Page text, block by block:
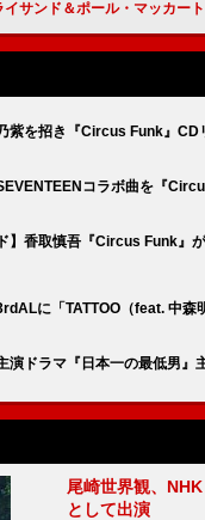
ッカートニー、「マイ・ヴァレンタイン」コラボ舞台裏を語る映
紫を招き『Circus Funk』CD
コラボ曲を『
】香取慎吾『Circus Funk』
に「TATTOO（feat. 中
演ドラマ『日本一の最低男』
尾崎世界観、
として出演